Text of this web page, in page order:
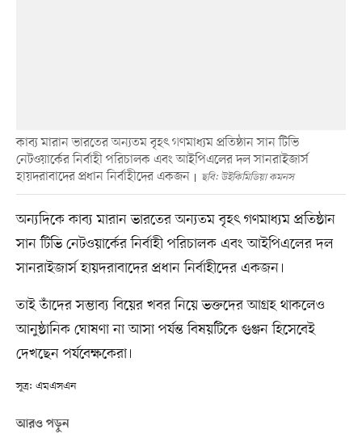
কাব্য মারান ভারতের অন্যতম বৃহৎ গণমাধ্যম প্রতিষ্ঠান সান টিভি
নেটওয়ার্কের নির্বাহী পরিচালক এবং আইপিএলের দল সানরাইজার্স
হায়দরাবাদের প্রধান নির্বাহীদের একজন
ছবি: উইকিমিডিয়া কমনস
অন্যদিকে কাব্য মারান ভারতের অন্যতম বৃহৎ গণমাধ্যম প্রতিষ্ঠান
সান টিভি নেটওয়ার্কের নির্বাহী পরিচালক এবং আইপিএলের দল
সানরাইজার্স হায়দরাবাদের প্রধান নির্বাহীদের একজন।
তাই তাঁদের সম্ভাব্য বিয়ের খবর নিয়ে ভক্তদের আগ্রহ থাকলেও
আনুষ্ঠানিক ঘোষণা না আসা পর্যন্ত বিষয়টিকে গুঞ্জন হিসেবেই
দেখছেন পর্যবেক্ষকেরা।
সূত্র: এমএসএন
আরও পড়ুন